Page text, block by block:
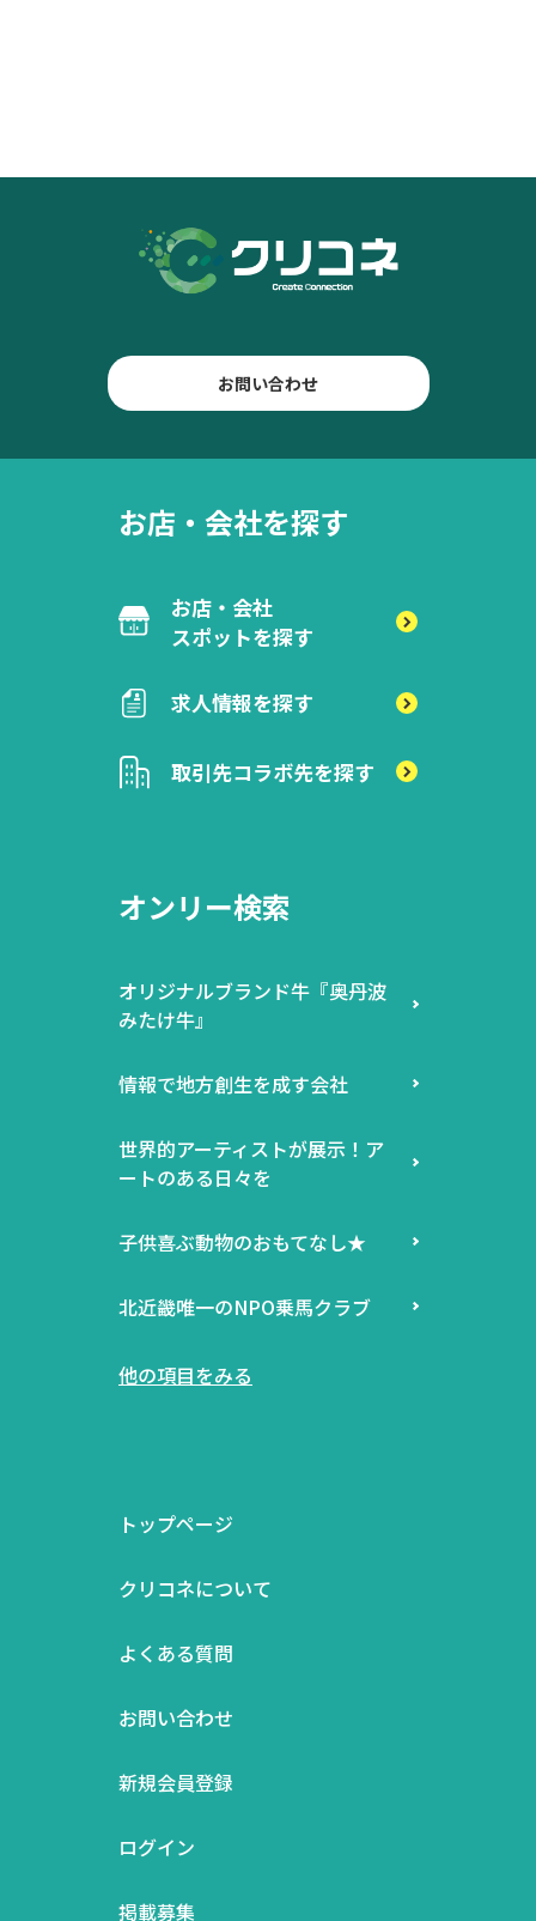
お問い合わせ
お店・会社を探す
お店・会社
スポットを探す
求人情報を探す
取引先コラボ先を探す
オンリー検索
オリジナルブランド牛『奥丹波
みたけ牛』
情報で地方創生を成す会社
世界的アーティストが展示！ア
ートのある日々を
子供喜ぶ動物のおもてなし★
北近畿唯一のNPO乗馬クラブ
他の項目をみる
トップページ
クリコネについて
よくある質問
お問い合わせ
新規会員登録
ログイン
掲載募集